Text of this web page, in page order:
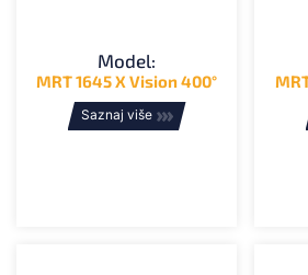
Model:
MRT 1645 X Vision 400°
Saznaj više